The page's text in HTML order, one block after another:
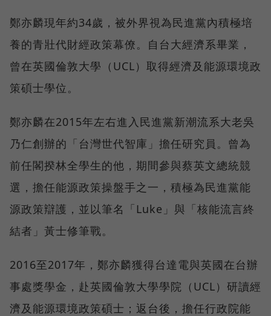
鄭亦麟現年約34歲，被外界視為民進黨內積極培
養的青壯代財經政策幕僚。自台大經濟系畢業，
曾在英國倫敦大學（UCL）取得經濟及能源環境政
策碩士學位。
鄭亦麟在2015年左右進入民進黨新潮流系大老吳
乃仁創辦的「台灣世代智庫」擔任研究員。曾為
前任閣揆林全學生的他，期間參與蔡英文總統競
選，擔任能源政策操盤手之一，積極為民進黨能
源政策辯護，並以筆名「Luke」與「核能流言終
結者」黃士修筆戰。
2016至2017年，鄭亦麟獲得台達電與英國在台辦
事處獎學金，赴英國倫敦大學學院（UCL）研讀經
濟及能源環境政策碩士；返台後，擔任行政院能